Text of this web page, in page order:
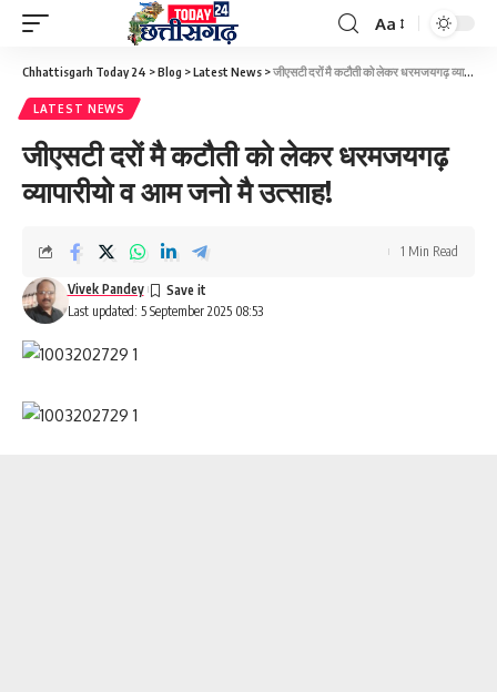
Font
Resizer
Aa
Chhattisgarh Today 24 >Blog >Latest News >जीएसटी दरों मै कटौती को लेकर धरमजयगढ़ व्यापारीयो व आम जनो मै उत्साह!
LATEST NEWS
जीएसटी दरों मै कटौती को लेकर धरमजयगढ़
व्यापारीयो व आम जनो मै उत्साह!
Last updated: 5 September 2025 08:53
Vivek Pandey
1 Min Read